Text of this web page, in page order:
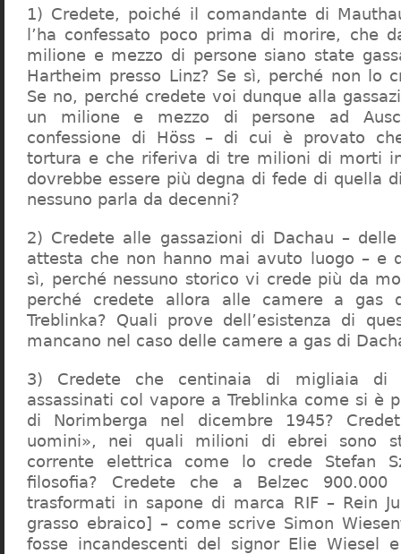
1) Credete, poiché il comandante di
l’ha confessato poco prima di morire, che
milione e mezzo di persone siano state
Hartheim presso Linz? Se sì, perché non lo
Se no, perché credete voi dunque alla
un milione e mezzo di persone ad
confessione di Höss – di cui è provato
tortura e che riferiva di tre milioni di morti
dovrebbe essere più degna di fede di quella
nessuno parla da decenni?
2) Credete alle gassazioni di Dachau –
attesta che non hanno mai avuto luogo – e
sì, perché nessuno storico vi crede più da
perché credete allora alle camere a gas
Treblinka? Quali prove dell’esistenza di
mancano nel caso delle camere a gas di
3) Credete che centinaia di migliaia di
assassinati col vapore a Treblinka come si è
di Norimberga nel dicembre 1945?
uomini», nei quali milioni di ebrei sono
corrente elettrica come lo crede Stefan
filosofia? Credete che a Belzec
trasformati in sapone di marca RIF – Rein
grasso ebraico] – come scrive Simon
fosse incandescenti del signor Elie Wiesel